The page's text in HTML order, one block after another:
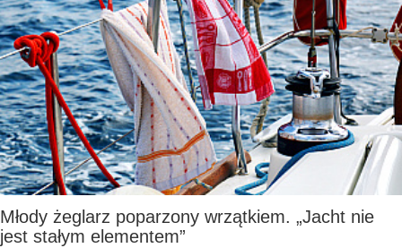
Młody żeglarz poparzony wrzątkiem. „Jacht nie
jest stałym elementem”